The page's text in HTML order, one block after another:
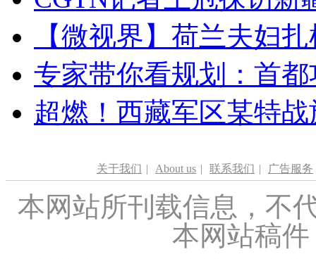
【微视界】荷兰夫妇
专家带你看规划：首
超燃！西藏军区某特
关于我们 | About us | 联系我们 | 广告服务
本网站所刊载信息，不
本网站稿